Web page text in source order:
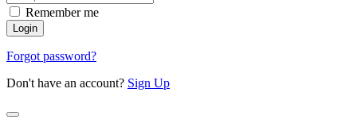
Remember me
Forgot password?
Don't have an account? Sign Up